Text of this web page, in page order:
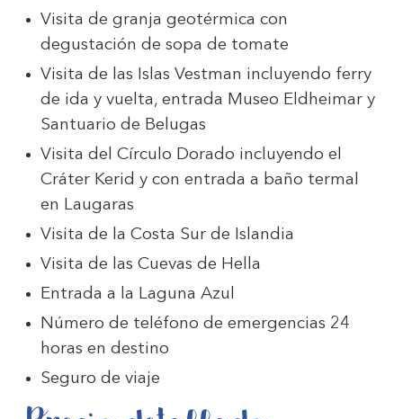
Visita de granja geotérmica con
degustación de sopa de tomate
Visita de las Islas Vestman incluyendo ferry
de ida y vuelta, entrada Museo Eldheimar y
Santuario de Belugas
Visita del Círculo Dorado incluyendo el
Cráter Kerid y con entrada a baño termal
en Laugaras
Visita de la Costa Sur de Islandia
Visita de las Cuevas de Hella
Entrada a la Laguna Azul
Número de teléfono de emergencias 24
horas en destino
Seguro de viaje